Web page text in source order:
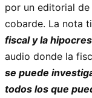
por un editorial
cobarde. La nota
fiscal y la
audio donde la
se puede
todos los que